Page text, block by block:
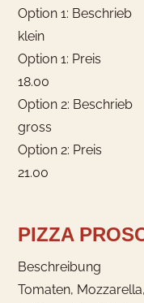
Option 1: Beschrieb
klein
Option 1: Preis
18.00
Option 2: Beschrieb
gross
Option 2: Preis
21.00
PIZZA
Beschreibung
Tomaten,